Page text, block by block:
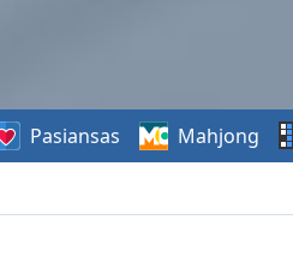
Pasiansas Mahjong